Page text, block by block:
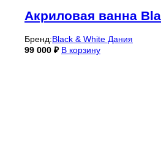
Акриловая ванна
Бренд:Black & White Дания
99 000 ₽ В корзину